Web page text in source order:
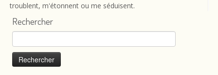
troublent, m'étonnent ou me séduisent.
Rechercher
Rechercher :